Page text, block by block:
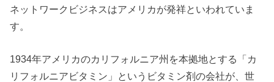
ネットワークビジネスはアメリカが発祥といわれていま
す。
1934年アメリカのカリフォルニア州を本拠地とする「カ
リフォルニアビタミン」というビタミン剤の会社が、世